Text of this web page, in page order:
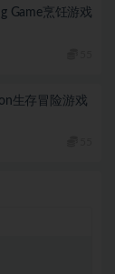
Game烹饪游戏
生存冒险游戏